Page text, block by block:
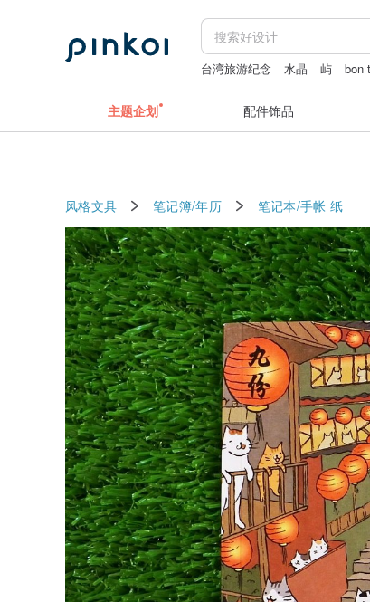
台湾旅游纪念 水晶 屿 bon
主题企划 配件饰品
风格文具 笔记簿/年历 笔记本/手帐 纸